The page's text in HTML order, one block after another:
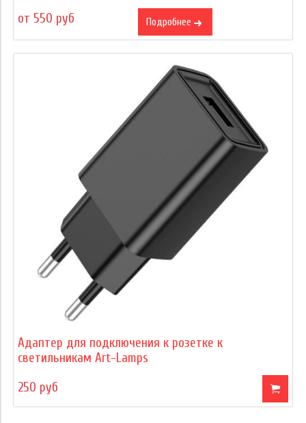
от 550 руб
Подробнее
Адаптер для подключения к розетке к
светильникам Art-Lamps
250 руб